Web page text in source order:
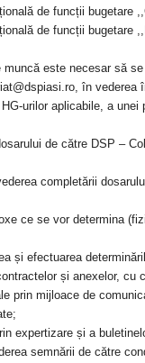
de funcții bugetare
de funcții bugetare
este necesar să
în vederea
urilor aplicabile, a
de către DSP –
completării
ce se vor determina
și efectuarea
și anexelor, cu
prin mijloace de
expertizare și a
semnării de către